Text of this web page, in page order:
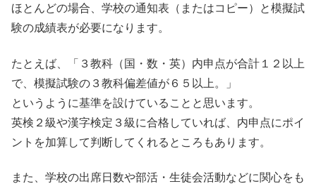
ほとんどの場合、学校の通知表（またはコピー）と模擬試
験の成績表が必要になります。
たとえば、「３教科（国・数・英）内申点が合計１２以上
で、模擬試験の３教科偏差値が６５以上。」
というように基準を設けていることと思います。
英検２級や漢字検定３級に合格していれば、内申点にポイ
ントを加算して判断してくれるところもあります。
また、学校の出席日数や部活・生徒会活動などに関心をも